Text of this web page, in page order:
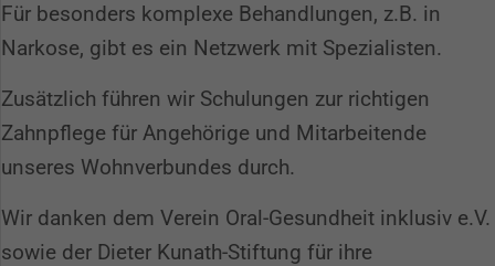
Für besonders komplexe Behandlungen, z.B. in
Narkose, gibt es ein Netzwerk mit Spezialisten.
Zusätzlich führen wir Schulungen zur richtigen
Zahnpflege für Angehörige und Mitarbeitende
unseres Wohnverbundes durch.
Wir danken dem Verein Oral-Gesundheit inklusiv e.V.
sowie der Dieter Kunath-Stiftung für ihre